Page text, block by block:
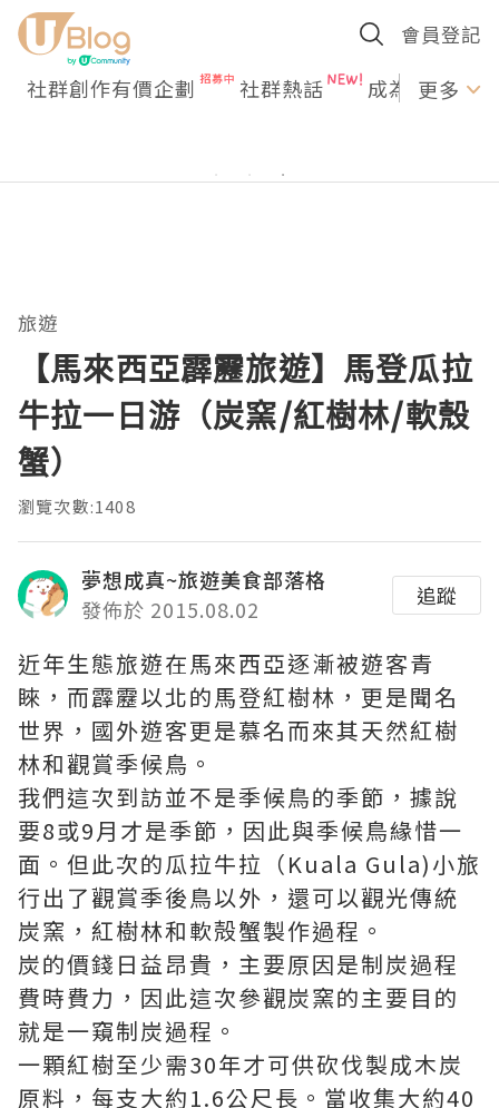
會員登記
社群創作有價企劃 社群熱話 成為U更多
旅遊
【馬來西亞霹靂旅遊】馬登瓜拉
牛拉一日游（炭窯/紅樹林/軟殼
蟹）
瀏覽次數:1408
夢想成真~旅遊美食部落格
發佈於 2015.08.02
追蹤
近年生態旅遊在馬來西亞逐漸被遊客青
睞，而霹靂以北的馬登紅樹林，更是聞名
世界，國外遊客更是慕名而來其天然紅樹
林和觀賞季候鳥。
我們這次到訪並不是季候鳥的季節，據說
要8或9月才是季節，因此與季候鳥緣惜一
面。但此次的瓜拉牛拉（Kuala Gula)小旅
行出了觀賞季後鳥以外，還可以觀光傳統
炭窯，紅樹林和軟殻蟹製作過程。
炭的價錢日益昂貴，主要原因是制炭過程
費時費力，因此這次參觀炭窯的主要目的
就是一窺制炭過程。
一顆紅樹至少需30年才可供砍伐製成木炭
原料，每支大約1.6公尺長。當收集大約40